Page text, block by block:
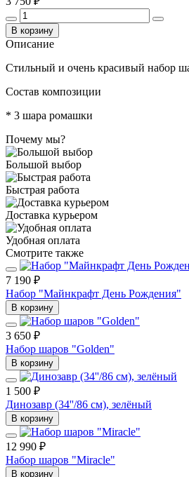
В корзину
Описание
Стильный и очень красивый набор
Состав композиции
* 3 шара ромашки
Почему мы?
Большой выбор
Быстрая работа
Доставка курьером
Удобная оплата
Смотрите также
7 190 ₽
Набор "Майнкрафт День Рождения"
В корзину
3 650 ₽
Набор шаров "Golden"
В корзину
1 500 ₽
Динозавр (34''/86 см), зелёный
В корзину
12 990 ₽
Набор шаров "Miracle"
В корзину